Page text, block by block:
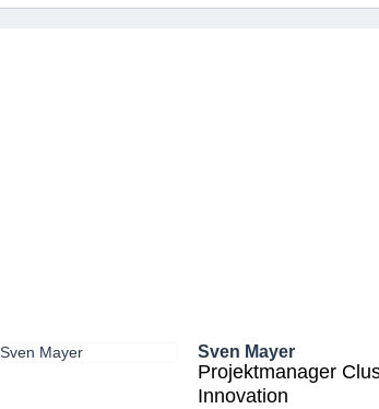
Sven Mayer
Projektmanager
Innovation